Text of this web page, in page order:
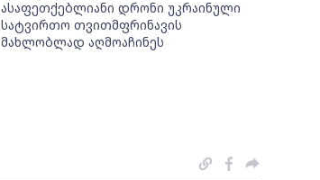
ასაფეთქებლიანი დრონი უკრაინული
სატვირთო თვითმფრინავის
მახლობლად აღმოაჩინეს